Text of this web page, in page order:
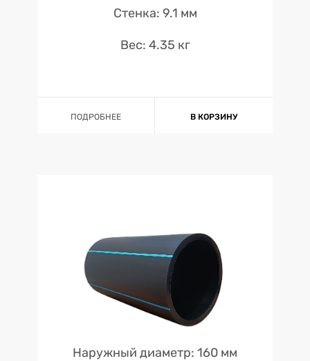
Стенка: 9.1 мм
Вес: 4.35 кг
ПОДРОБНЕЕ В КОРЗИНУ
Наружный диаметр: 160 мм